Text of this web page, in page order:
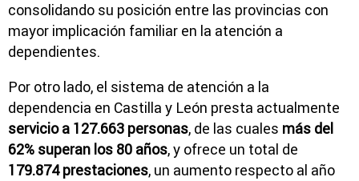
consolidando su posición entre las provincias con
mayor implicación familiar en la atención a
dependientes.
Por otro lado, el sistema de atención a la
dependencia en Castilla y León presta actualmente
servicio a 127.663 personas, de las cuales más del
62% superan los 80 años, y ofrece un total de
179.874 prestaciones, un aumento respecto al año